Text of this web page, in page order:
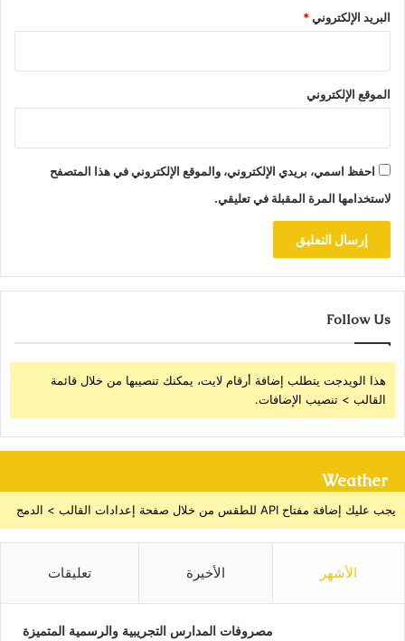
البريد الإلكتروني*
الموقع الإلكتروني
احفظ اسمي، بريدي الإلكتروني، والموقع الإلكتروني في هذا المتصفح
لاستخدامها المرة المقبلة في تعليقي.
Follow Us
هذا الويدجت يتطلب إضافة أرقام لايت، يمكنك تنصيبها من خلال قائمة
القالب > تنصيب الإضافات.
Weather
يجب عليك إضافة مفتاح API للطقس من خلال صفحة إعدادات القالب > الدمج
الأشهر الأخيرة تعليقات
مصروفات المدارس التجريبية والرسمية المتميزة